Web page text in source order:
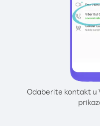
Odaberite kontakt u